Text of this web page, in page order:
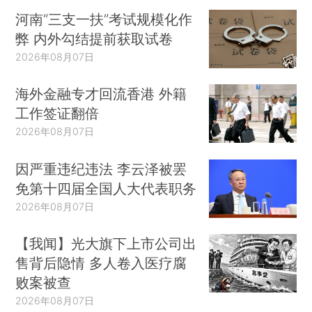
河南“三支一扶”考试规模化作
弊 内外勾结提前获取试卷
2026年08月07日
海外金融专才回流香港 外籍
工作签证翻倍
2026年08月07日
因严重违纪违法 李云泽被罢
免第十四届全国人大代表职务
2026年08月07日
【我闻】光大旗下上市公司出
售背后隐情 多人卷入医疗腐
败案被查
2026年08月07日